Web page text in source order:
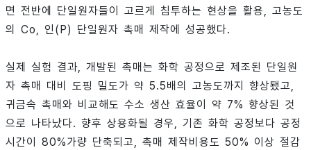
면 전반에 단일원자들이 고르게 침투하는 현상을 활용, 고농도
의 Co, 인(P) 단일원자 촉매 제작에 성공했다.
실제 실험 결과, 개발된 촉매는 화학 공정으로 제조된 단일원
자 촉매 대비 도핑 밀도가 약 5.5배의 고농도까지 향상됐고,
귀금속 촉매와 비교해도 수소 생산 효율이 약 7% 향상된 것
으로 나타났다. 향후 상용화될 경우, 기존 화학 공정보다 공정
시간이 80%가량 단축되고, 촉매 제작비용도 50% 이상 절감